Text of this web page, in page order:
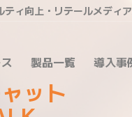
ィ向上・リテールメディ
製品一覧 導入事
ット